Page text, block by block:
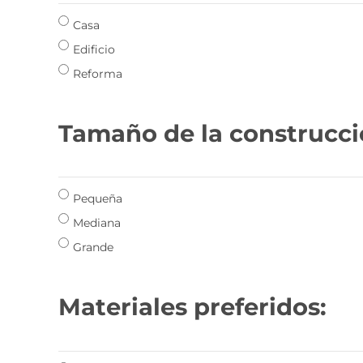
Casa
Edificio
Reforma
Tamaño de la
Pequeña
Mediana
Grande
Materiales preferidos: